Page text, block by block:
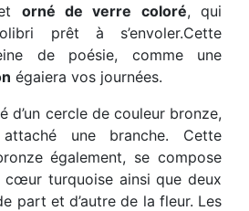
orné de verre coloré, qui
prêt à s’envoler.Cette
de poésie, comme une
égaiera vos journées.
d’un cercle de couleur bronze,
une branche. Cette
également, se compose
cœur turquoise ainsi que deux
part et d’autre de la fleur. Les